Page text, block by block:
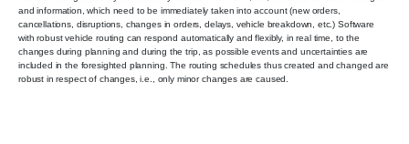
and information, which need to be immediately taken into account (new orders,
cancellations, disruptions, changes in orders, delays, vehicle breakdown, etc.) Software
with robust vehicle routing can respond automatically and flexibly, in real time, to the
changes during planning and during the trip, as possible events and uncertainties are
included in the foresighted planning. The routing schedules thus created and changed are
robust in respect of changes, i.e., only minor changes are caused.